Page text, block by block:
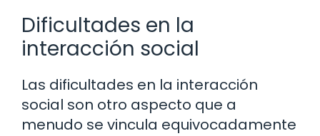
Dificultades en la
interacción social
Las dificultades en la interacción
social son otro aspecto que a
menudo se vincula equivocadamente